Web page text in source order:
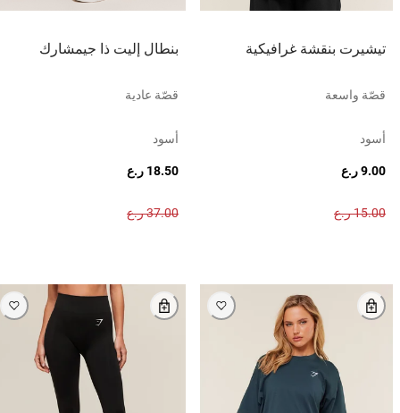
تيشيرت بنقشة غرافيكية
قصّة واسعة
أسود
9.00 ر.ع
15.00 ر.ع
بنطال إليت ذا جيمشارك
قصّة عادية
أسود
18.50 ر.ع
37.00 ر.ع